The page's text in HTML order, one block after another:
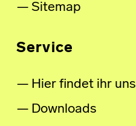
Sitemap
Service
Hier findet ihr uns
Downloads